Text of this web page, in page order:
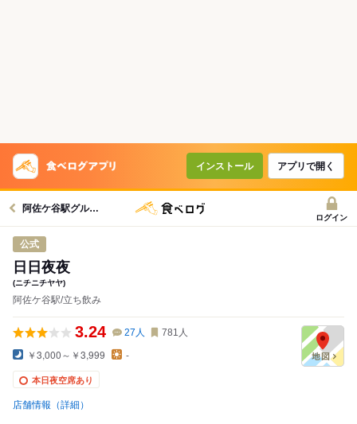
インストール アプリで開く
阿佐ケ谷駅グルメへ
ログイン
公式
日日夜夜
(ニチニチヤヤ)
阿佐ケ谷駅/立ち飲み
3.24 27 人 781 人
￥3,000～￥3,999 -
本日夜空席あり
店舗情報（詳細）